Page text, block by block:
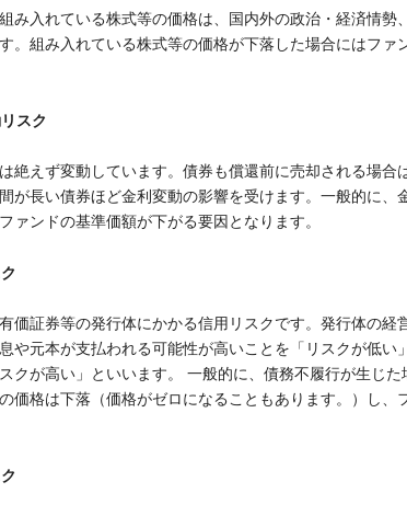
み入れている株式等の価格は、国内外の政治・経済情勢
。組み入れている株式等の価格が下落した場合にはファ
スク
絶えず変動しています。債券も償還前に売却される場合
が長い債券ほど金利変動の影響を受けます。一般的に、
ァンドの基準価額が下がる要因となります。
価証券等の発行体にかかる信用リスクです。発行体の経
や元本が支払われる可能性が高いことを「リスクが低い
クが高い」といいます。 一般的に、債務不履行が生じ
価格は下落（価格がゼロになることもあります。）し、